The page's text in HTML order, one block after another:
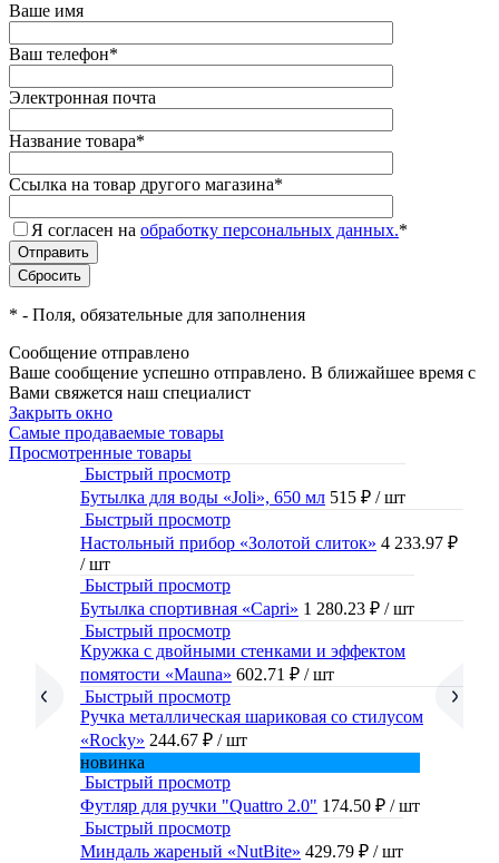
Ваше имя
Ваш телефон*
Электронная почта
Название товара*
Ссылка на товар другого магазина*
Я согласен на обработку персональных данных.*
* - Поля, обязательные для заполнения
Сообщение отправлено
Ваше сообщение успешно отправлено. В ближайшее время с
Вами свяжется наш специалист
Закрыть окно
Самые продаваемые товары
Просмотренные товары
Быстрый просмотр
Бутылка для воды «Joli», 650 мл 515 ₽ / шт
Быстрый просмотр
Настольный прибор «Золотой слиток» 4 233.97 ₽
/ шт
Быстрый просмотр
Бутылка спортивная «Capri» 1 280.23 ₽ / шт
Быстрый просмотр
Кружка с двойными стенками и эффектом
помятости «Mauna» 602.71 ₽ / шт
Быстрый просмотр
Ручка металлическая шариковая со стилусом
«Rocky» 244.67 ₽ / шт
новинка
Быстрый просмотр
Футляр для ручки "Quattro 2.0" 174.50 ₽ / шт
Быстрый просмотр
Миндаль жареный «NutBite» 429.79 ₽ / шт